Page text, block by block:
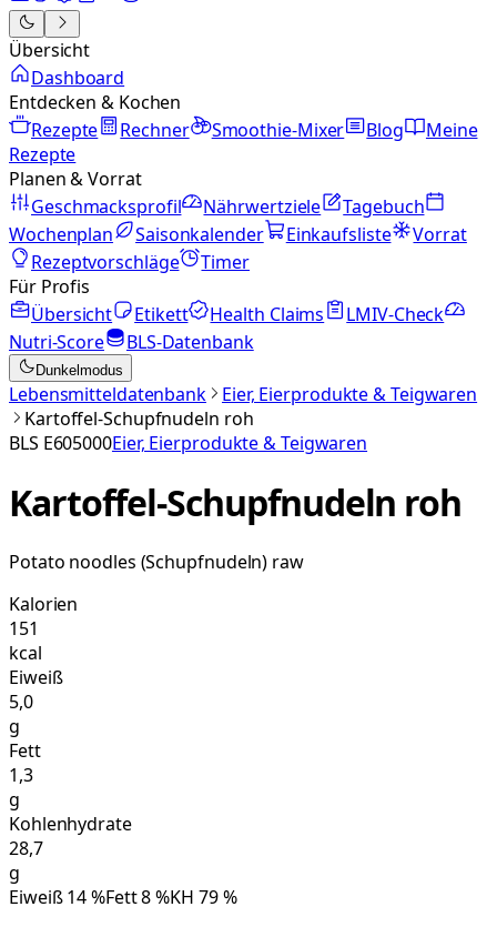
Übersicht
Dashboard
Entdecken & Kochen
Rezepte
Rechner Smoothie-Mixer Blog
Meine
Rezepte
Planen & Vorrat
Geschmacksprofil
Nährwertziele
Tagebuch
Wochenplan
Saisonkalender Einkaufsliste
Vorrat
Rezeptvorschläge
Timer
Für Profis
Übersicht
Etikett Health Claims
LMIV-Check
Nutri-Score
BLS-Datenbank
Dunkelmodus
Lebensmitteldatenbank
Eier, Eierprodukte & Teigwaren
Kartoffel-Schupfnudeln roh
BLS E605000Eier, Eierprodukte & Teigwaren
Kartoffel-Schupfnudeln roh
Potato noodles (Schupfnudeln) raw
Kalorien
151
kcal
Eiweiß
5,0
g
Fett
1,3
g
Kohlenhydrate
28,7
g
Eiweiß14%Fett8%KH 79%